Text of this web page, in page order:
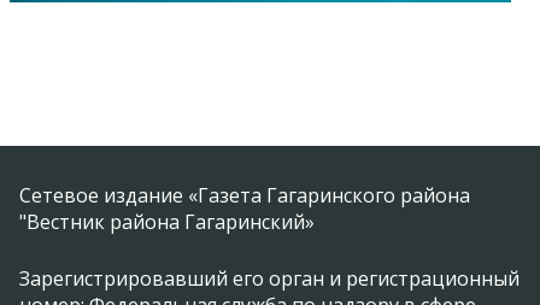
Сетевое издание «Газета Гагаринского района
"Вестник района Гагаринский»
Зарегистрировавший его орган и регистрационный